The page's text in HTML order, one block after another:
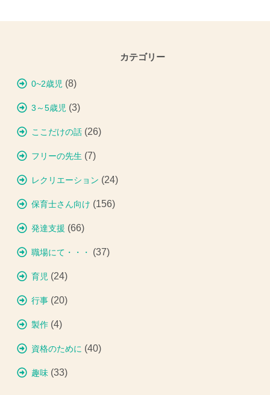
カテゴリー
0~2歳児 (8)
3～5歳児 (3)
ここだけの話 (26)
フリーの先生 (7)
レクリエーション (24)
保育士さん向け (156)
発達支援 (66)
職場にて・・・ (37)
育児 (24)
行事 (20)
製作 (4)
資格のために (40)
趣味 (33)